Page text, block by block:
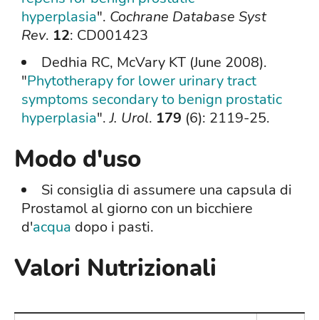
hyperplasia". Cochrane Database Syst
Rev. 12: CD001423
Dedhia RC, McVary KT (June 2008).
"Phytotherapy for lower urinary tract
symptoms secondary to benign prostatic
hyperplasia".J. Urol. 179 (6): 2119-25.
Modo d'uso
Si consiglia di assumere una capsula di
Prostamol al giorno con un bicchiere
d'acqua dopo i pasti.
Valori Nutrizionali